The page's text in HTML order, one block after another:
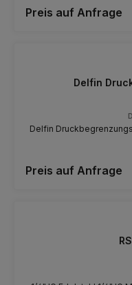
Preis auf Anfrage
Delfin
Preis auf Anfrage